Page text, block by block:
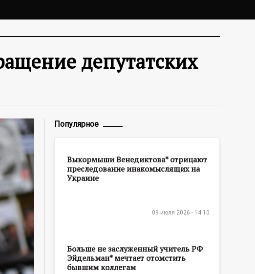
депутатских
Популярное
Выкормыши Венедиктова* отрицают
преследование инакомыслящих на
Украине
09 июля 2026 - 14:10
Больше не заслуженный учитель РФ
Эйдельман* мечтает отомстить
бывшим коллегам